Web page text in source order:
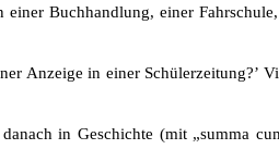
Buchhandlung, einer
Anzeige in einer Schülerzeitung?’
in Geschichte (mit „summa